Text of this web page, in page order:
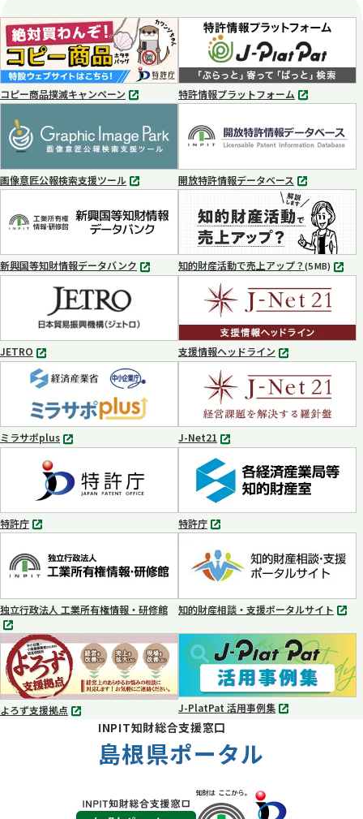
コピー商品撲滅キャンペーン
別
で
開
く
特許情報プラットフォーム
別
ブ
で
く
画像意匠公報検索支援ツール
別
ブ
で
く
開放特許情報データベース
別
タ
ブ
で
開
く
新興国等知財情報データバンク
別
開
く
知的財産活動で売上アップ？(5 MB) MP4
JETRO
別
タ
ブ
で
開
く
支援情報ヘッドライン
別
タ
ブ
で
開
く
ミラサポplus
別
ブ
で
開
く
J-Net21
別
タ
ブ
で
開
く
特許庁
別
ブ
で
く
特許庁
別
ブ
で
開
く
独立行政法人 工業所有権情報・研修館
別
タ
ブ
で
知的財産相談・支援ポータルサイト
別
タ
開
く
よろず支援拠点
別
J-PlatPat 活用事例集
別
INPIT知財総合支援窓口
島根県ポータル